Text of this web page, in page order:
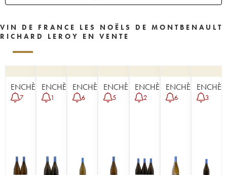
VIN DE FRANCE LES NOËLS DE MONTBENAULT
RICHARD LEROY EN VENTE
ENCHÈRE
7
ENCHÈRE
1
ENCHÈRE
6
ENCHÈRE
5
ENCHÈRE
2
ENCHÈRE
6 3